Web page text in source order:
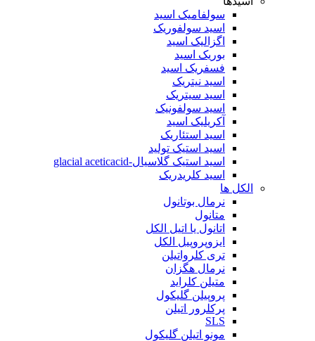
سولفامیک اسید
اسید سولفوریک
اگزالیک اسید
بوریک اسید
فسفریک اسید
اسید نیتریک
اسید سیتریک
اسید سولفونیک
آکریلیک اسید
اسید استئاریک
اسید استیک تولید
اسید استیک گلاسیال-glacial aceticacid
اسید کلریدریک
الکل ها
نرمال بوتانول
متانول
اتانول یا اتیل الکل
ایزوپروپیل الکل
تری کلرواتیلن
نرمال هگزان
متیلن کلراید
پروپیلن گلیکول
پرکلرور اتیلن
SLS
مونو اتیلن گلیکول